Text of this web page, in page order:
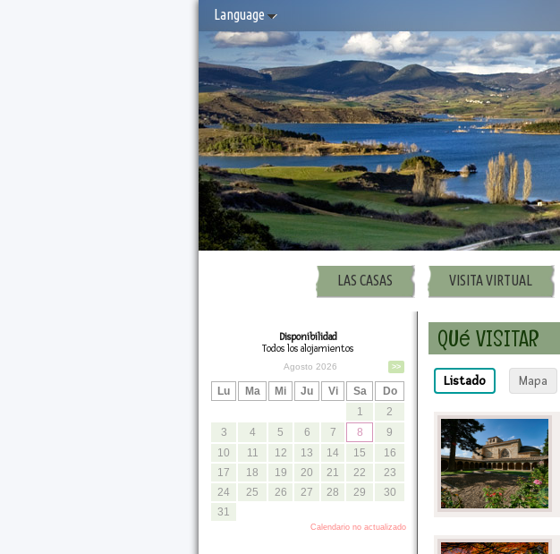
Language
LAS CASAS VISITA VIRTUAL
Disponibilidad
Todos los alojamientos
QUé VISITAR
Listado Mapa